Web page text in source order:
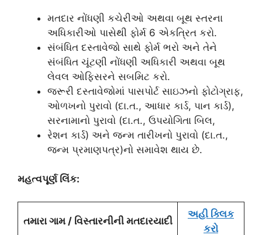
મતદાર નોંધણી કચેરીઓ અથવા બૂથ સ્તરના
અધિકારીઓ પાસેથી ફોર્મ 6 એકત્રિત કરો.
સંબંધિત દસ્તાવેજો સાથે ફોર્મ ભરો અને તેને
સંબંધિત ચૂંટણી નોંધણી અધિકારી અથવા બૂથ
લેવલ ઓફિસરને સબમિટ કરો.
જરૂરી દસ્તાવેજોમાં પાસપોર્ટ સાઇઝનો ફોટોગ્રાફ,
ઓળખનો પુરાવો (દા.ત., આધાર કાર્ડ, પાન કાર્ડ),
સરનામાનો પુરાવો (દા.ત., ઉપયોગિતા બિલ,
રેશન કાર્ડ) અને જન્મ તારીખનો પુરાવો (દા.ત.,
જન્મ પ્રમાણપત્ર)નો સમાવેશ થાય છે.
મહત્વપૂર્ણ લિંક:
તમારા ગામ / વિસ્તારનીની મતદારયાદી
અહી ક્લિક
કરો